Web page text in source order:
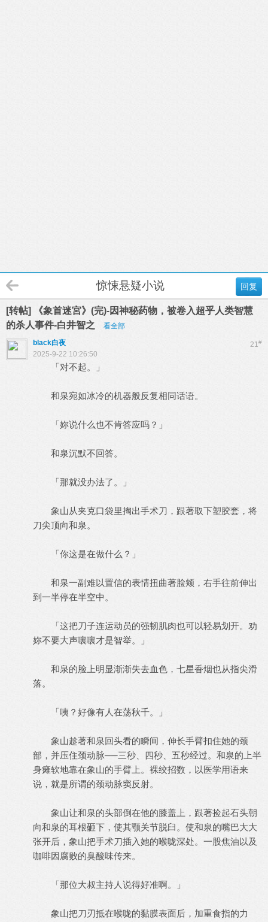
回复
惊悚悬疑小说
[转帖] 《象首迷宮》(完)-因神秘药物，被卷入超乎人类智慧
的杀人事件-白井智之
看全部
21#
black白夜
2025-9-22 10:26:50
「对不起。」
和泉宛如冰冷的机器般反复相同话语。
「妳说什么也不肯答应吗？」
和泉沉默不回答。
「那就没办法了。」
象山从夹克口袋里掏出手术刀，跟著取下塑胶套，将
刀尖顶向和泉。
「你这是在做什么？」
和泉一副难以置信的表情扭曲著脸颊，右手往前伸出
到一半停在半空中。
「这把刀子连运动员的强韧肌肉也可以轻易划开。劝
妳不要大声嚷嚷才是智举。」
和泉的脸上明显渐渐失去血色，七星香烟也从指尖滑
落。
「咦？好像有人在荡秋千。」
象山趁著和泉回头看的瞬间，伸长手臂扣住她的颈
部，并压住颈动脉──三秒、四秒、五秒经过。和泉的上半
身瘫软地靠在象山的手臂上。裸绞招数，以医学用语来
说，就是所谓的颈动脉窦反射。
象山让和泉的头部倒在他的膝盖上，跟著捡起石头朝
向和泉的耳根砸下，使其颚关节脱臼。使和泉的嘴巴大大
张开后，象山把手术刀插入她的喉咙深处。一股焦油以及
咖啡因腐败的臭酸味传来。
「那位大叔主持人说得好准啊。」
象山把刀刃抵在喉咙的黏膜表面后，加重食指的力